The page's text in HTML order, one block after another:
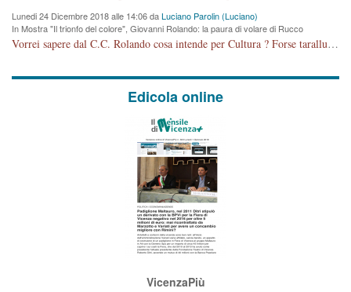
Lunedi 24 Dicembre 2018 alle 14:06 daLuciano Parolin (Luciano)
In Mostra "Il trionfo del colore", Giovanni Rolando: la paura di volare di Rucco
Vorrei sapere dal C.C. Rolando cosa intende per Cultura ? Forse tarallucci, vino e sagre, o spaghetti tricolori del PD ? Il continuo (s)parlare della mostra a Palazzo Chiericati caro consigliere DANNEGGIA FORTEMENTE l'immagine della città TUTTA e fa deviare i consensi che in RUSSIA (badi bene ex U.R.S.S.) sono ECCELLENTI. A livello artistico l'evento è di alta Valenza culturale, COMPITO di Tutta la Cittadinanza fare il possibile per propagandare l'iniziativa senza farne UN CASO PARTITICO come fa Lei da sempre. Meno Gazebo + Partecipazione! E così sia. Amen.
Edicola online
VicenzaPiù